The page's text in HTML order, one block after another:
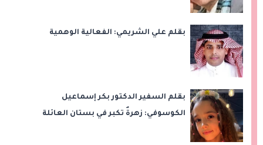
بقلم علي الشريمي: الفعالية الوهمية
بقلم السفير الدكتور بكر إسماعيل
الكوسوفي: زهرةٌ تكبر في بستان العائلة